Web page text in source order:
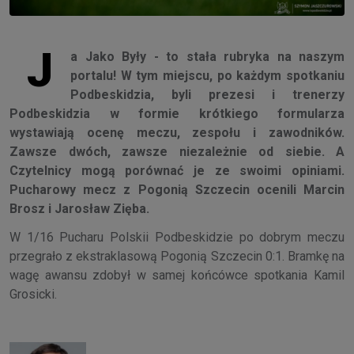
J
a Jako Były - to stała rubryka na naszym
portalu! W tym miejscu, po każdym spotkaniu
Podbeskidzia, byli prezesi i trenerzy
Podbeskidzia w formie krótkiego formularza
wystawiają ocenę meczu, zespołu i zawodników.
Zawsze dwóch, zawsze niezależnie od siebie. A
Czytelnicy mogą porównać je ze swoimi opiniami.
Pucharowy mecz z Pogonią Szczecin ocenili Marcin
Brosz i Jarosław Zięba.
W 1/16 Pucharu Polskii Podbeskidzie po dobrym meczu
przegrało z ekstraklasową Pogonią Szczecin 0:1. Bramkę na
wagę awansu zdobył w samej końcówce spotkania Kamil
Grosicki.